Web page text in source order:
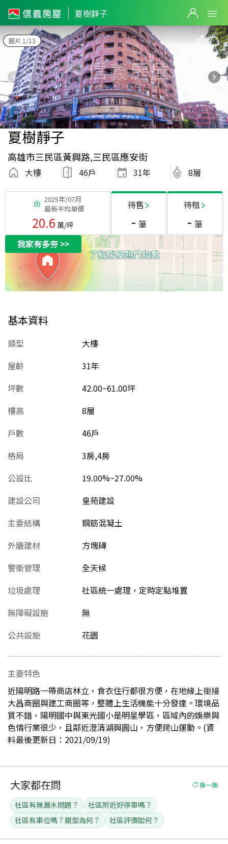
夏樹靜子
圖片 1/13
夏樹靜子
高雄市三民區黃興路,三民區應安街
大樓 46戶 31年 8層
2025年/07月
最新平均單價
20.6 萬/坪
待售
- 筆
待租
- 筆
我家有多夯>>
基本資料
類型
大樓
屋齡
31年
坪數
42.00~61.00坪
樓高
8層
戶數
46戶
格局
3房,4房
公設比
19.00%~27.00%
建設公司
皇苑建設
主要結構
鋼筋混凝土
外牆建材
方塊磚
警衛管理
全天候
垃圾處理
社區統一處理，定時定點堆置
無障礙設施
無
公共設施
花園
主要特色
近陽明路一帶商店林立，食衣住行都很方便，在地緣上銜接
大昌商圈與建工商圈等，整體上生活機能十分發達。環境品
質不錯，陽明國中與東光國小是明星學區，區域內的娛樂與
色情行業很少，且鄰近澄清湖與圓山，方便爬山運動。(資
料最後更新日：2021/09/19)
大家都在問 換一換
社區有無漏水問題？
社區附近好停車嗎？
社區有車位嗎？類型為何？
社區評價如何？